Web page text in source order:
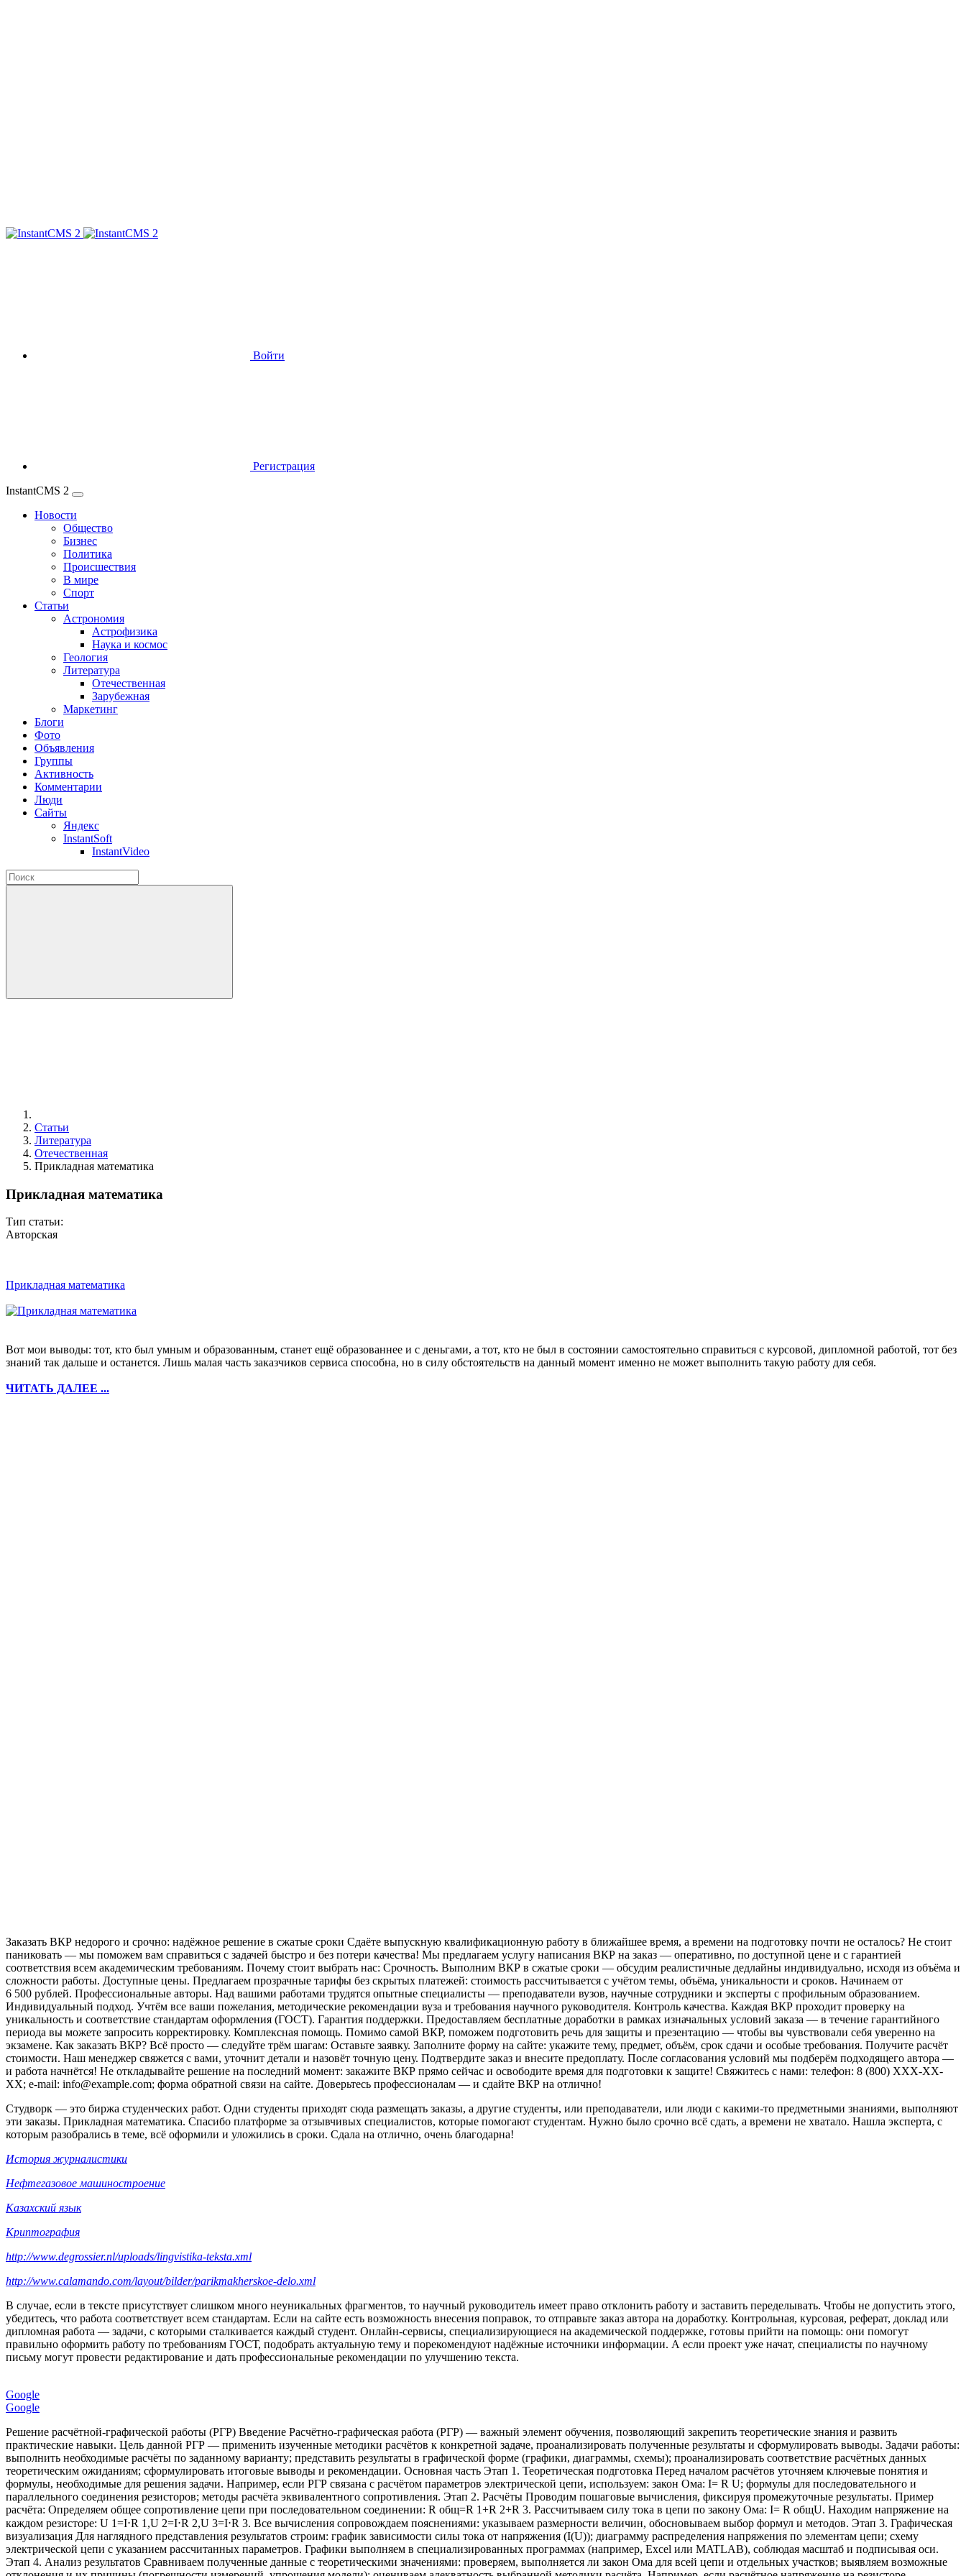
Войти
Регистрация
InstantCMS 2
Новости
Общество
Бизнес
Политика
Происшествия
В мире
Спорт
Статьи
Астрономия
Астрофизика
Наука и космос
Геология
Литература
Отечественная
Зарубежная
Маркетинг
Блоги
Фото
Объявления
Группы
Активность
Комментарии
Люди
Сайты
Яндекс
InstantSoft
InstantVideo
Статьи
Литература
Отечественная
Прикладная математика
Прикладная математика
Тип статьи:
Авторская
Прикладная математика
Вот мои выводы: тот, кто был умным и образованным, станет ещё образованнее и с деньгами, а тот, кто не был в состоянии самостоятельно справиться с курсовой, дипломной работой, тот без
знаний так дальше и останется. Лишь малая часть заказчиков сервиса способна, но в силу обстоятельств на данный момент именно не может выполнить такую работу для себя.
ЧИТАТЬ ДАЛЕЕ ...
Заказать ВКР недорого и срочно: надёжное решение в сжатые сроки Сдаёте выпускную квалификационную работу в ближайшее время, а времени на подготовку почти не осталось? Не стоит
паниковать — мы поможем вам справиться с задачей быстро и без потери качества! Мы предлагаем услугу написания ВКР на заказ — оперативно, по доступной цене и с гарантией
соответствия всем академическим требованиям. Почему стоит выбрать нас: Срочность. Выполним ВКР в сжатые сроки — обсудим реалистичные дедлайны индивидуально, исходя из объёма и
сложности работы. Доступные цены. Предлагаем прозрачные тарифы без скрытых платежей: стоимость рассчитывается с учётом темы, объёма, уникальности и сроков. Начинаем от
6 500 рублей. Профессиональные авторы. Над вашими работами трудятся опытные специалисты — преподаватели вузов, научные сотрудники и эксперты с профильным образованием.
Индивидуальный подход. Учтём все ваши пожелания, методические рекомендации вуза и требования научного руководителя. Контроль качества. Каждая ВКР проходит проверку на
уникальность и соответствие стандартам оформления (ГОСТ). Гарантия поддержки. Предоставляем бесплатные доработки в рамках изначальных условий заказа — в течение гарантийного
периода вы можете запросить корректировку. Комплексная помощь. Помимо самой ВКР, поможем подготовить речь для защиты и презентацию — чтобы вы чувствовали себя уверенно на
экзамене. Как заказать ВКР? Всё просто — следуйте трём шагам: Оставьте заявку. Заполните форму на сайте: укажите тему, предмет, объём, срок сдачи и особые требования. Получите расчёт
стоимости. Наш менеджер свяжется с вами, уточнит детали и назовёт точную цену. Подтвердите заказ и внесите предоплату. После согласования условий мы подберём подходящего автора —
и работа начнётся! Не откладывайте решение на последний момент: закажите ВКР прямо сейчас и освободите время для подготовки к защите! Свяжитесь с нами: телефон: 8 (800) XXX-XX-
XX; e‑mail: info@example.com; форма обратной связи на сайте. Доверьтесь профессионалам — и сдайте ВКР на отлично!
Студворк — это биржа студенческих работ. Одни студенты приходят сюда размещать заказы, а другие студенты, или преподаватели, или люди с какими-то предметными знаниями, выполняют
эти заказы. Прикладная математика. Спасибо платформе за отзывчивых специалистов, которые помогают студентам. Нужно было срочно всё сдать, а времени не хватало. Нашла эксперта, с
которым разобрались в теме, всё оформили и уложились в сроки. Сдала на отлично, очень благодарна!
История журналистики
Нефтегазовое машиностроение
Казахский язык
Криптография
http://www.degrossier.nl/uploads/lingvistika-teksta.xml
http://www.calamando.com/layout/bilder/parikmakherskoe-delo.xml
В случае, если в тексте присутствует слишком много неуникальных фрагментов, то научный руководитель имеет право отклонить работу и заставить переделывать. Чтобы не допустить этого,
убедитесь, что работа соответствует всем стандартам. Если на сайте есть возможность внесения поправок, то отправьте заказ автора на доработку. Контрольная, курсовая, реферат, доклад или
дипломная работа — задачи, с которыми сталкивается каждый студент. Онлайн-сервисы, специализирующиеся на академической поддержке, готовы прийти на помощь: они помогут
правильно оформить работу по требованиям ГОСТ, подобрать актуальную тему и порекомендуют надёжные источники информации. А если проект уже начат, специалисты по научному
письму могут провести редактирование и дать профессиональные рекомендации по улучшению текста.
Google
Google
Решение расчётной‑графической работы (РГР) Введение Расчётно‑графическая работа (РГР) — важный элемент обучения, позволяющий закрепить теоретические знания и развить
практические навыки. Цель данной РГР — применить изученные методики расчётов к конкретной задаче, проанализировать полученные результаты и сформулировать выводы. Задачи работы:
выполнить необходимые расчёты по заданному варианту; представить результаты в графической форме (графики, диаграммы, схемы); проанализировать соответствие расчётных данных
теоретическим ожиданиям; сформулировать итоговые выводы и рекомендации. Основная часть Этап 1. Теоретическая подготовка Перед началом расчётов уточняем ключевые понятия и
формулы, необходимые для решения задачи. Например, если РГР связана с расчётом параметров электрической цепи, используем: закон Ома: I= R U ​ ; формулы для последовательного и
параллельного соединения резисторов; методы расчёта эквивалентного сопротивления. Этап 2. Расчёты Проводим пошаговые вычисления, фиксируя промежуточные результаты. Пример
расчёта: Определяем общее сопротивление цепи при последовательном соединении: R общ ​ =R 1 ​ +R 2 ​ +R 3 ​ . Рассчитываем силу тока в цепи по закону Ома: I= R общ ​ U ​ . Находим напряжение на
каждом резисторе: U 1 ​ =I⋅R 1 ​ ,U 2 ​ =I⋅R 2 ​ ,U 3 ​ =I⋅R 3 ​ . Все вычисления сопровождаем пояснениями: указываем размерности величин, обосновываем выбор формул и методов. Этап 3. Графическая
визуализация Для наглядного представления результатов строим: график зависимости силы тока от напряжения (I(U)); диаграмму распределения напряжения по элементам цепи; схему
электрической цепи с указанием рассчитанных параметров. Графики выполняем в специализированных программах (например, Excel или MATLAB), соблюдая масштаб и подписывая оси.
Этап 4. Анализ результатов Сравниваем полученные данные с теоретическими значениями: проверяем, выполняется ли закон Ома для всей цепи и отдельных участков; выявляем возможные